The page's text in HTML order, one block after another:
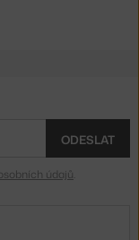
ODESLAT
údajů